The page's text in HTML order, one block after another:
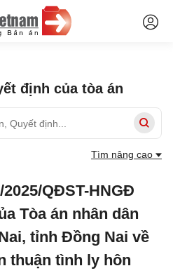
định của tòa án
Tìm nâng cao
QĐST-HNGĐ
Tòa án nhân dân
tỉnh Đồng Nai về
thuận tình ly hôn